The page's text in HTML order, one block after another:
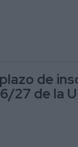
de
27 de la